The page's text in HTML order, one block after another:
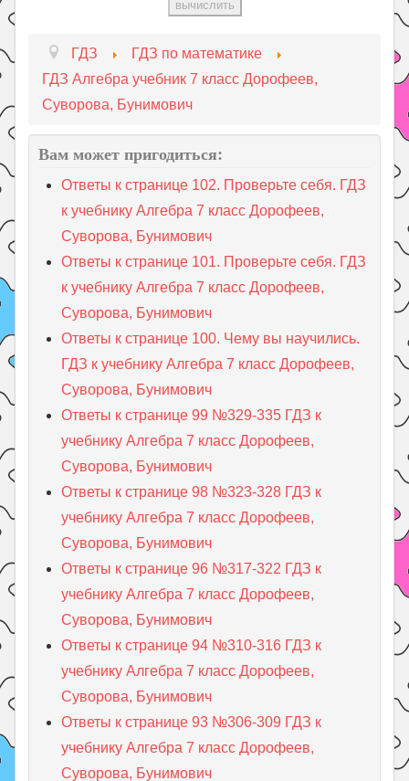
ГДЗ
ГДЗ по математике
ГДЗ Алгебра учебник 7 класс Дорофеев,
Суворова, Бунимович
Вам может пригодиться:
Ответы к странице 102. Проверьте себя. ГДЗ
к учебнику Алгебра 7 класс Дорофеев,
Суворова, Бунимович
Ответы к странице 101. Проверьте себя. ГДЗ
к учебнику Алгебра 7 класс Дорофеев,
Суворова, Бунимович
Ответы к странице 100. Чему вы научились.
ГДЗ к учебнику Алгебра 7 класс Дорофеев,
Суворова, Бунимович
Ответы к странице 99 №329-335 ГДЗ к
учебнику Алгебра 7 класс Дорофеев,
Суворова, Бунимович
Ответы к странице 98 №323-328 ГДЗ к
учебнику Алгебра 7 класс Дорофеев,
Суворова, Бунимович
Ответы к странице 96 №317-322 ГДЗ к
учебнику Алгебра 7 класс Дорофеев,
Суворова, Бунимович
Ответы к странице 94 №310-316 ГДЗ к
учебнику Алгебра 7 класс Дорофеев,
Суворова, Бунимович
Ответы к странице 93 №306-309 ГДЗ к
учебнику Алгебра 7 класс Дорофеев,
Суворова, Бунимович